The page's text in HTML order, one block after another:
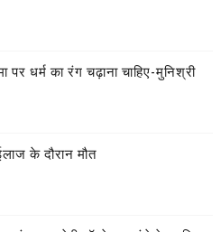
पर धर्म का रंग चढ़ाना चाहिए-मुनिश्री
के दौरान मौत